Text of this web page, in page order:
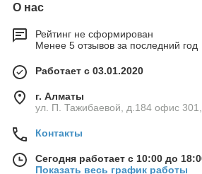
О нас
Рейтинг не сформирован
Менее 5 отзывов за последний год
Работает с 03.01.2020
г. Алматы
ул. П. Тажибаевой, д.184 офис
Контакты
Сегодня работает с 10:00 до
Показать весь график работы